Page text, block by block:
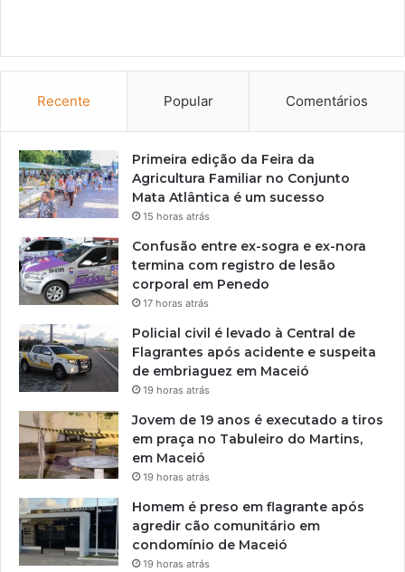
Recente Popular Comentários
Primeira edição da Feira da
Agricultura Familiar no Conjunto
Mata Atlântica é um sucesso
15 horas atrás
Confusão entre ex-sogra e ex-nora
termina com registro de lesão
corporal em Penedo
17 horas atrás
Policial civil é levado à Central de
Flagrantes após acidente e suspeita
de embriaguez em Maceió
19 horas atrás
Jovem de 19 anos é executado a tiros
em praça no Tabuleiro do Martins,
em Maceió
19 horas atrás
Homem é preso em flagrante após
agredir cão comunitário em
condomínio de Maceió
19 horas atrás